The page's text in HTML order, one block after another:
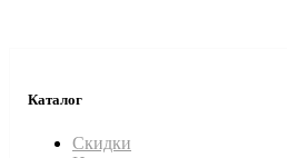
Каталог
Скидки